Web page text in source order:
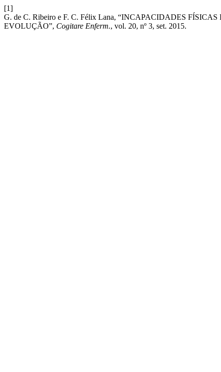
[1]
G. de C. Ribeiro e F. C. Félix Lana, “INCAPACIDADES
EVOLUÇÃO”, Cogitare Enferm., vol. 20, nº 3, set. 2015.